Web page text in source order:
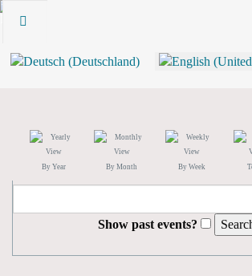
By Year By Month By Week
Show past events?